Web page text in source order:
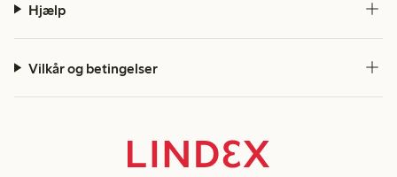
Hjælp
Vilkår og betingelser